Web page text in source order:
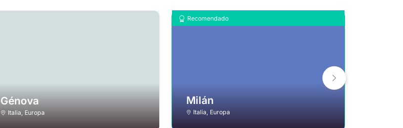
Génova
Italia, Europa
Recomendado
Milán
Italia, Europa